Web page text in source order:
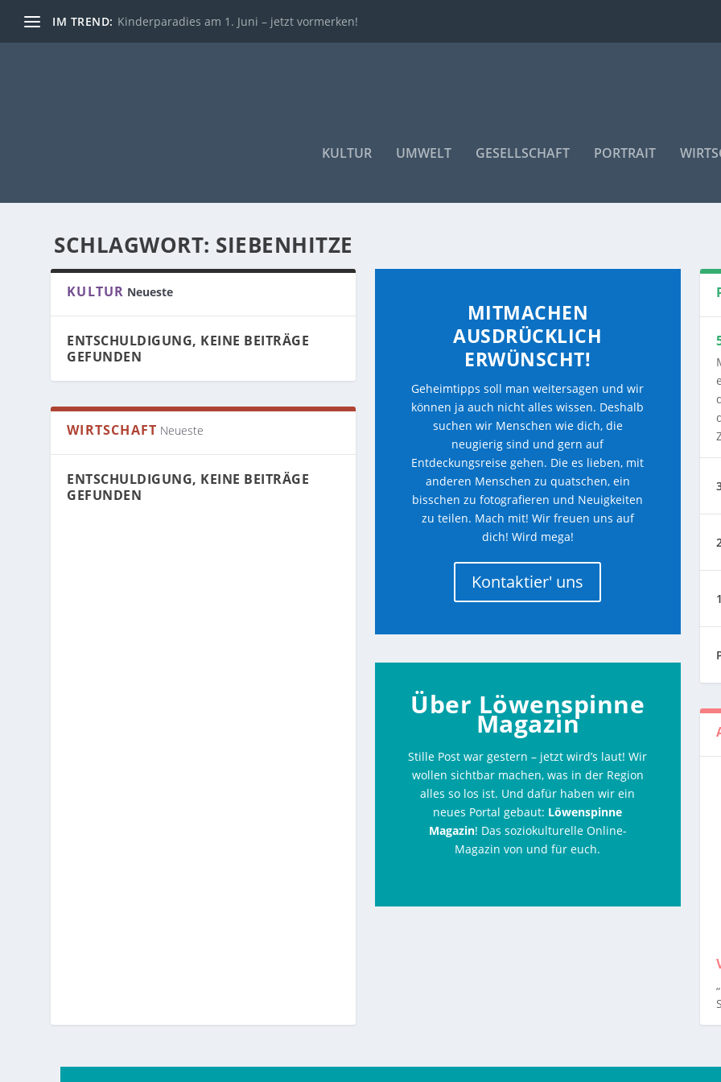
IM TREND: Kinderparadies am 1. Juni – jetzt vormerken!
KULTUR UMWELT GESELLSCHAFT PORTRAIT
SCHLAGWORT: SIEBENHITZE
KULTUR Neueste
ENTSCHULDIGUNG, KEINE BEITRÄGE
GEFUNDEN
WIRTSCHAFT Neueste
ENTSCHULDIGUNG, KEINE BEITRÄGE
GEFUNDEN
MITMACHEN
AUSDRÜCKLICH
ERWÜNSCHT!
Geheimtipps soll man weitersagen und wir
können ja auch nicht alles wissen. Deshalb
suchen wir Menschen wie dich, die
neugierig sind und gern auf
Entdeckungsreise gehen. Die es lieben, mit
anderen Menschen zu quatschen, ein
bisschen zu fotografieren und Neuigkeiten
zu teilen. Mach mit! Wir freuen uns auf
dich! Wird mega!
Kontaktier' uns
Über Löwenspinne
Magazin
Stille Post war gestern – jetzt wird’s laut! Wir
wollen sichtbar machen, was in der Region
alles so los ist. Und dafür haben wir ein
neues Portal gebaut: Löwenspinne
Magazin! Das soziokulturelle Online-
Magazin von und für euch.